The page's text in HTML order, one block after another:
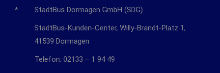
* StadtBus Dormagen GmbH (SDG)
StadtBus-Kunden-Center, Willy-Brandt-Platz 1,
41539 Dormagen
Telefon: 02133 – 1 94 49